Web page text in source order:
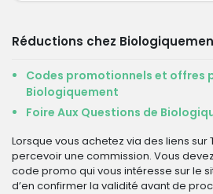
Réductions chez
Codes promotionnels et offres
Biologiquement
Foire Aux Questions de
Lorsque vous achetez via des liens sur
percevoir une commission. Vous
code promo qui vous intéresse sur le
d’en confirmer la validité avant de